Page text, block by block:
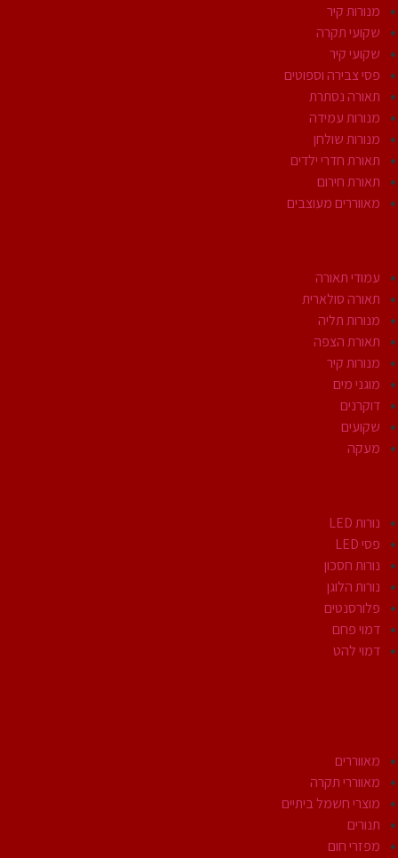
מנורות קיר
שקועי תקרה
שקועי קיר
פסי צבירה וספוטים
תאורה נסתרת
מנורות עמידה
מנורות שולחן
תאורת חדרי ילדים
תאורת חירום
מאווררים מעוצבים
עמודי תאורה
תאורה סולארית
מנורות תליה
תאורת הצפה
מנורות קיר
מוגני מים
דוקרנים
שקועים
מעקה
נורות LED
פסי LED
נורות חסכון
נורות הלוגן
פלורסנטים
דמוי פחם
דמוי להט
מאווררים
מאווררי תקרה
מוצרי חשמל ביתיים
תנורים
מפזרי חום